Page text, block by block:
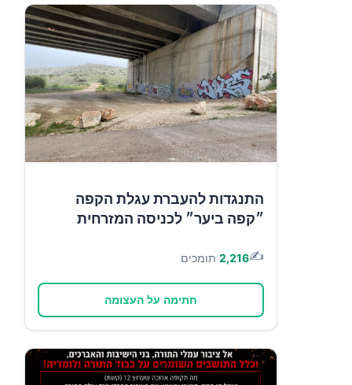
התנגדות להעברת עגלת הקפה
״קפה ביער״ לכניסה המזרחית
✍️
2,216 תומכים
חתימה על העצומה